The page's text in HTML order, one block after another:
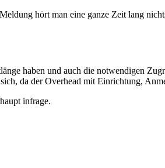
hört man eine ganze Zeit lang
haben und auch die notwendigen
da der Overhead mit Einrichtung,
infrage.